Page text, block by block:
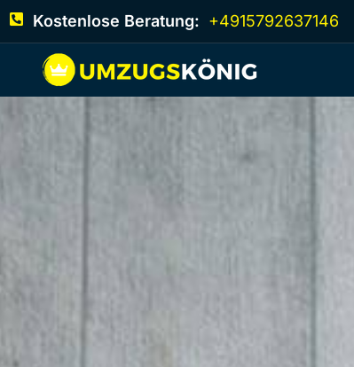
Kostenlose Beratung: +4915792637146